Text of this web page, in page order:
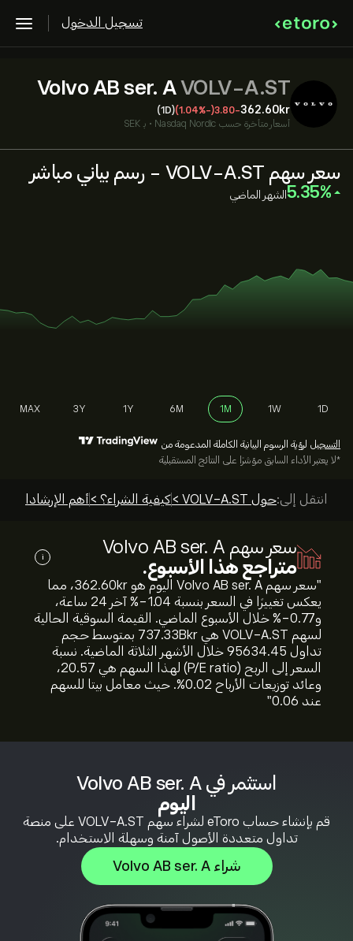
تسجيل الدخول
Volvo AB ser. AVOLV-A.ST
362.60‎kr‎
-3.80
(-1.04%)
(1D)
أسعار متأخرة حسب Nasdaq Nordic
• بـ SEK
استثمر في Volvo AB ser. A
اليوم
قم بإنشاء حساب eToro لشراء سهم VOLV-A.ST على منصة
تداول متعددة الأصول آمنة وسهلة الاستخدام.
شراء Volvo AB ser. A
سعر سهم VOLV-A.ST - رسم بياني مباشر
‎5.35‎ الشهر الماضي
1D
1W
1M
6M
1Y
3Y
MAX
التسجيل لرؤية الرسوم البيانية الكاملة المدعومة من
*لا يعتبر الأداء السابق مؤشرًا على النتائج المستقبلية
انتقل إلى:حول VOLV-A.ST > كيفية الشراء؟ >أهم الإرشادات >
سعر سهم Volvo AB ser. A
متراجع هذا الأسبوع.
i
"سعر سهم Volvo AB ser. A اليوم هو 362.60‎kr‎، مما
يعكس تغييرًا في السعر بنسبة ‎-1.04‎% آخر 24 ساعة،
و‎-0.77‎% خلال الأسبوع الماضي. القيمة السوقية الحالية
لسهم VOLV-A.ST هي 737.33B‎kr‎ بمتوسط حجم
تداول 95634.45 خلال الأشهر الثلاثة الماضية. نسبة
السعر إلى الربح (P/E ratio) لهذا السهم هي 20.57،
وعائد توزيعات الأرباح 0.02%. حيث معامل بيتا للسهم
عند 0.06"